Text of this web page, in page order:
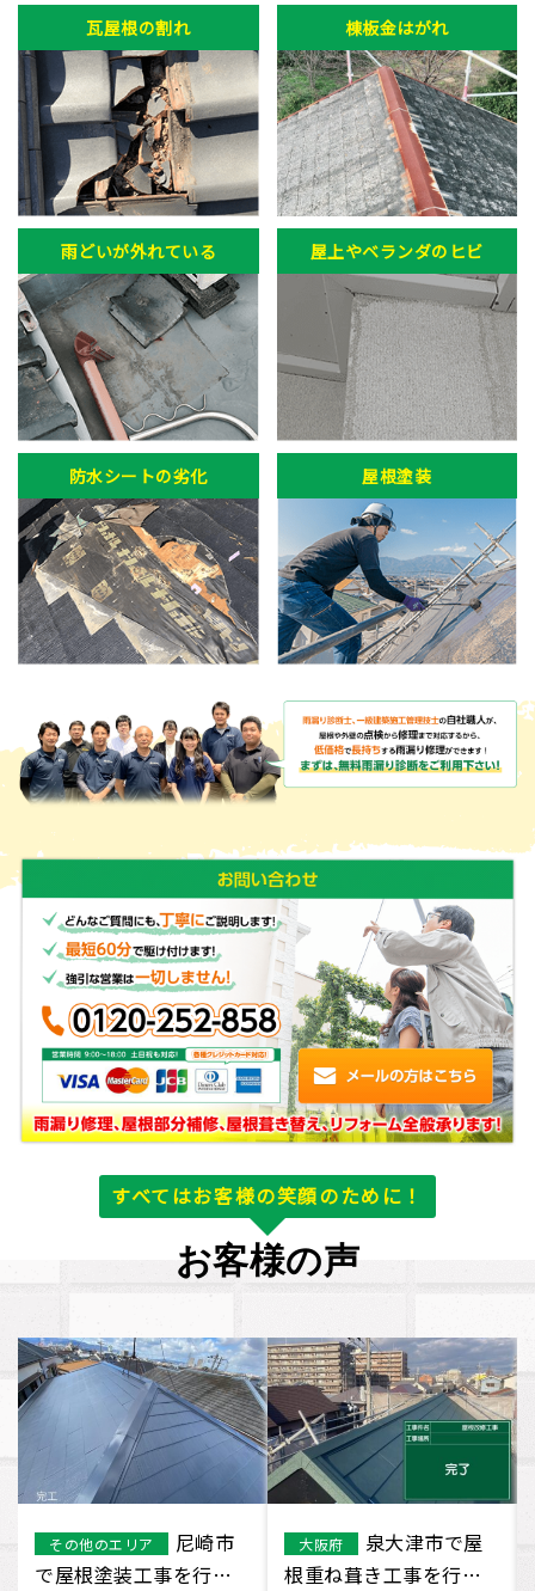
瓦屋根の割れ 棟板金はがれ
雨どいが外れている 屋上やベランダのヒビ
防水シートの劣化 屋根塗装
すべてはお客様の笑顔のために！
お客様の声
その他のエリア
尼崎市
で屋根塗装工事を行い
大阪府
泉大津市で屋
根重ね葺き工事を行い